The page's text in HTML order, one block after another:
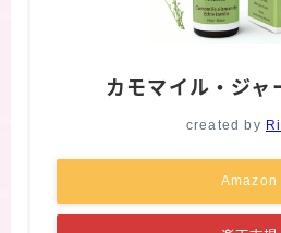
カモマイル・ジ
created by
Amazon